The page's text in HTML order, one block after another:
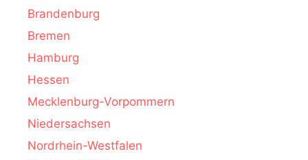
Brandenburg
Bremen
Hamburg
Hessen
Mecklenburg-Vorpommern
Niedersachsen
Nordrhein-Westfalen